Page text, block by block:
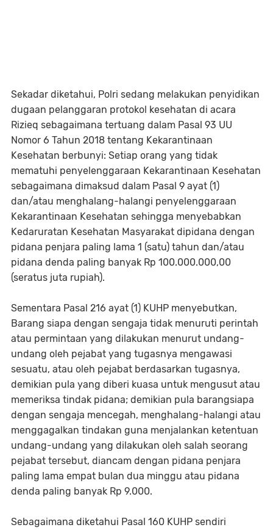
Sekadar diketahui, Polri sedang melakukan penyidikan
dugaan pelanggaran protokol kesehatan di acara
Rizieq sebagaimana tertuang dalam Pasal 93 UU
Nomor 6 Tahun 2018 tentang Kekarantinaan
Kesehatan berbunyi: Setiap orang yang tidak
mematuhi penyelenggaraan Kekarantinaan Kesehatan
sebagaimana dimaksud dalam Pasal 9 ayat (1)
dan/atau menghalang-halangi penyelenggaraan
Kekarantinaan Kesehatan sehingga menyebabkan
Kedaruratan Kesehatan Masyarakat dipidana dengan
pidana penjara paling lama 1 (satu) tahun dan/atau
pidana denda paling banyak Rp 100.000.000,00
(seratus juta rupiah).
Sementara Pasal 216 ayat (1) KUHP menyebutkan,
Barang siapa dengan sengaja tidak menuruti perintah
atau permintaan yang dilakukan menurut undang-
undang oleh pejabat yang tugasnya mengawasi
sesuatu, atau oleh pejabat berdasarkan tugasnya,
demikian pula yang diberi kuasa untuk mengusut atau
memeriksa tindak pidana; demikian pula barangsiapa
dengan sengaja mencegah, menghalang-halangi atau
menggagalkan tindakan guna menjalankan ketentuan
undang-undang yang dilakukan oleh salah seorang
pejabat tersebut, diancam dengan pidana penjara
paling lama empat bulan dua minggu atau pidana
denda paling banyak Rp 9.000.
Sebagaimana diketahui Pasal 160 KUHP sendiri